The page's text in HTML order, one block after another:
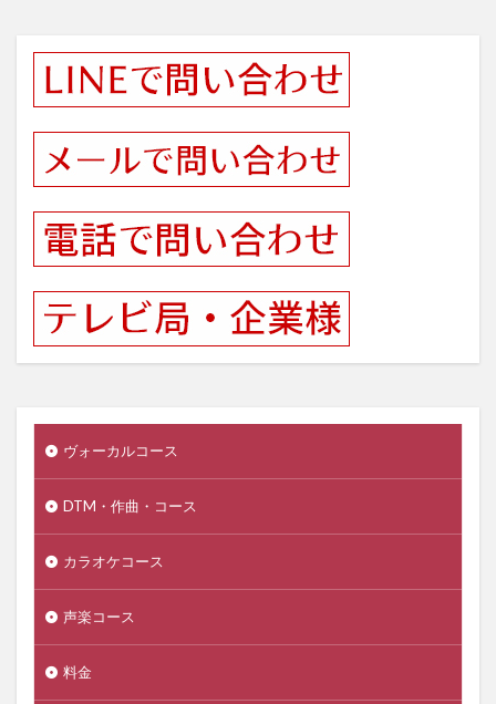
ヴォーカルコース
DTM・作曲・コース
カラオケコース
声楽コース
料金